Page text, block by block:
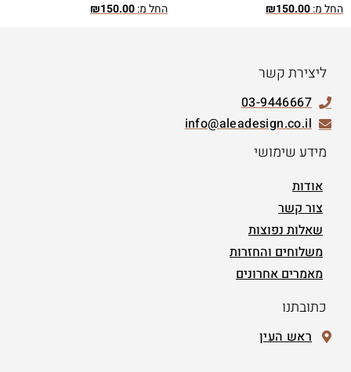
החל מ: ₪150.00 החל מ: ₪150.00
ליצירת קשר
03-9446667
info@aleadesign.co.il
מידע שימושי
אודות
צור קשר
שאלות נפוצות
משלוחים והחזרות
מאמרים אחרונים
כתובתנו
ראש העין